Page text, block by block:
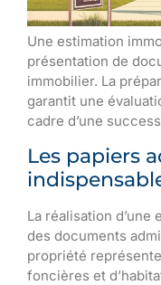
Une estimation
présentation de
immobilier. La
garantit une
cadre d’une
Les papiers
La réalisation
des documents
propriété
foncières et